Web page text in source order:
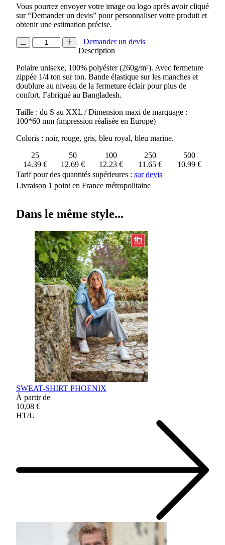
Vous pourrez envoyer votre image ou logo après avoir cliqué
sur “Demander un devis” pour personnaliser votre produit et
obtenir une estimation précise.
quantité
de
POLAIRE
UNISEXE
VIENNA
Demander un devis
Description
Polaire unisexe, 100% polyéster (260g/m²). Avec fermeture
zippée 1/4 ton sur ton. Bande élastique sur les manches et
doublure au niveau de la fermeture éclair pour plus de
confort. Fabriqué au Bangladesh.
Taille : du S au XXL / Dimension maxi de marquage :
100*60 mm (impression réalisée en Europe)
Coloris : noir, rouge, gris, bleu royal, bleu marine.
25
50 100 250
500
14.39 €
12.69 € 12.23 € 11.65 €
10.99 €
Tarif pour des quantités supérieures : sur devis
Livraison 1 point en France métropolitaine
Dans le même style...
SWEAT-SHIRT PHOENIX
À partir de
10,08 €
HT/U